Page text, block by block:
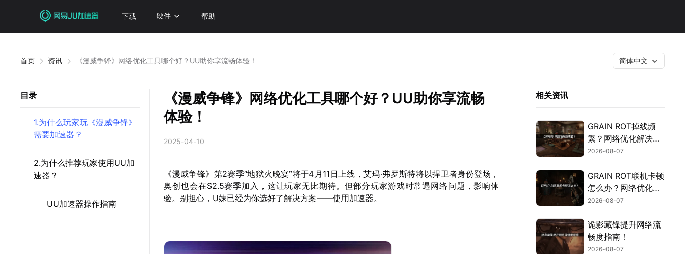
下载 硬件 帮助
首页 资讯 《漫威争锋》网络优化工具哪个好？UU助你享流畅体验！ 简体中文
目录
1.为什么玩家玩《漫威争锋》
需要加速器？
2.为什么推荐玩家使用UU加
速器？
UU加速器操作指南
《漫威争锋》网络优化工具哪个好？UU助你享流畅
体验！
2025-04-10
《漫威争锋》第2赛季“地狱火晚宴”将于4月11日上线，艾玛·弗罗斯特将以捍卫者身份登场，
奥创也会在S2.5赛季加入，这让玩家无比期待。但部分玩家游戏时常遇网络问题，影响体
验。别担心，U妹已经为你选好了解决方案——使用加速器。
相关资讯
GRAIN ROT掉线频
繁？网络优化解决指
南！
2026-08-07
GRAIN ROT联机卡顿
怎么办？网络优化解
决方案！
2026-08-07
诡影藏锋提升网络流
畅度指南！
2026-08-07